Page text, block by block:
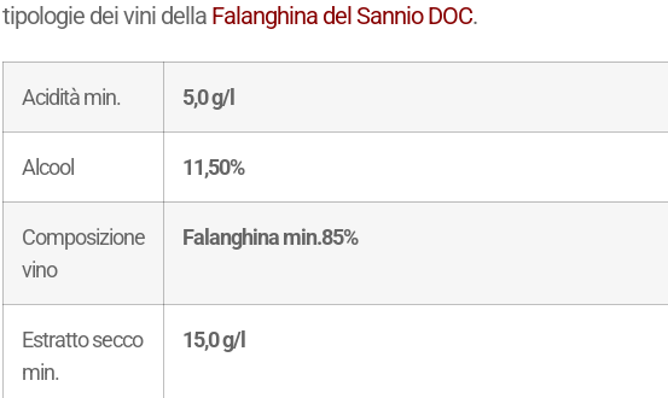
tipologie dei vini della Falanghina del Sannio DOC.
Acidità min. 5,0 g/l
Alcool 11,50%
Composizione
vino
Falanghina min.85%
Estratto secco
min.
15,0 g/l